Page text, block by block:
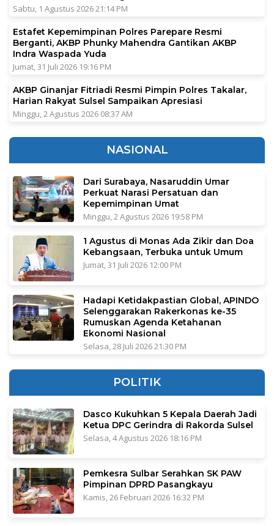
Sabtu, 1 Agustus 2026 21:14 PM
Estafet Kepemimpinan Polres Parepare Resmi
Berganti, AKBP Phunky Mahendra Gantikan AKBP
Indra Waspada Yuda
Jumat, 31 Juli 2026 19:16 PM
AKBP Ginanjar Fitriadi Resmi Pimpin Polres Takalar,
Harian Rakyat Sulsel Sampaikan Apresiasi
Minggu, 2 Agustus 2026 08:37 AM
NASIONAL
Dari Surabaya, Nasaruddin Umar
Perkuat Narasi Persatuan dan
Kepemimpinan Umat
Minggu, 2 Agustus 2026 19:58 PM
1 Agustus di Monas Ada Zikir dan Doa
Kebangsaan, Terbuka untuk Umum
Jumat, 31 Juli 2026 12:00 PM
Hadapi Ketidakpastian Global, APINDO
Selenggarakan Rakerkonas ke-35
Rumuskan Agenda Ketahanan
Ekonomi Nasional
Selasa, 28 Juli 2026 21:30 PM
POLITIK
Dasco Kukuhkan 5 Kepala Daerah Jadi
Ketua DPC Gerindra di Rakorda Sulsel
Selasa, 4 Agustus 2026 18:16 PM
Pemkesra Sulbar Serahkan SK PAW
Pimpinan DPRD Pasangkayu
Kamis, 26 Februari 2026 16:32 PM